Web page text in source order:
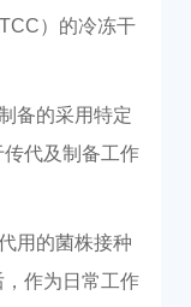
）的冷冻干
备的采用特定
代及制备工作
用的菌株接种
作为日常工作